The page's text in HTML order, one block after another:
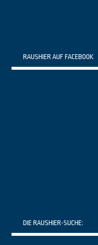
RAUSHIER AUF FACEBOOK
DIE RAUSHIER-SUCHE: